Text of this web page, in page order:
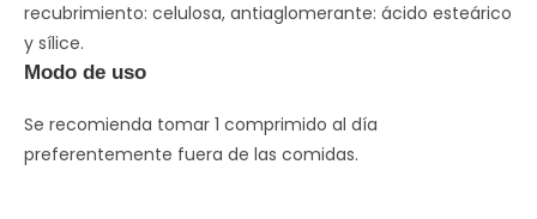
recubrimiento: celulosa, antiaglomerante: ácido esteárico
y sílice.
Modo de uso
Se recomienda tomar 1 comprimido al día
preferentemente fuera de las comidas.